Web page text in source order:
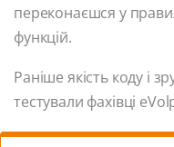
переконаєшся у
функцій.
Раніше якість коду і
тестували фахівці